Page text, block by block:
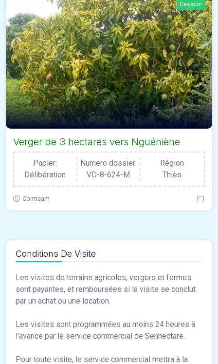
Cession
Verger de 3 hectares vers Nguéniène
Papier:
Délibération
Numero dossier:
VD-8-624-M
Région
Thiès
Comteam
Conditions De Visite
Les visites de terrains agricoles, vergers et fermes
sont payantes, et remboursées si la visite se conclut
par un achat ou une location.
Les visites sont programmées au moins 24 heures à
l'avance par le service commercial de Senhectare.
Pour toute visite, le service commercial mettra à la